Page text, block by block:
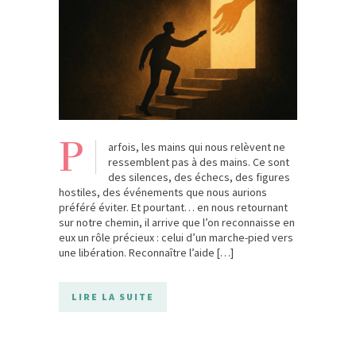
P
arfois, les mains qui nous relèvent ne
ressemblent pas à des mains. Ce sont
des silences, des échecs, des figures
hostiles, des événements que nous aurions
préféré éviter. Et pourtant… en nous retournant
sur notre chemin, il arrive que l’on reconnaisse en
eux un rôle précieux : celui d’un marche-pied vers
une libération. Reconnaître l’aide […]
LIRE LA SUITE